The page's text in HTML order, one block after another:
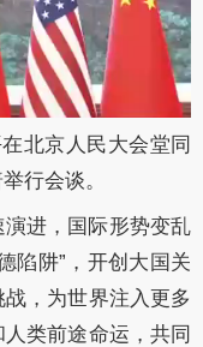
北京人民大会堂同
行会谈。
进，国际形势变乱
陷阱”，开创大国关
，为世界注入更多
类前途命运，共同